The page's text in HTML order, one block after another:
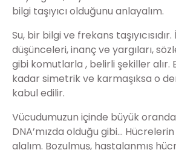
bilgi taşıyıcı olduğunu anlayalım.
Su, bir bilgi ve frekans
düşünceleri, inanç ve yargıları,
gibi komutlarla , belirli şekiller alır.
kadar simetrik ve karmaşıksa o
kabul edilir.
Vücudumuzun içinde büyük oranda
DNA’mızda olduğu gibi…
alalım. Bozulmuş, hastalanmış